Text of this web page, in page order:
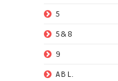
5
5&8
9
ABL.